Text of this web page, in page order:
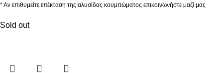
* Αν επιθυμείτε επέκταση της αλυσίδας κουμπώματος επικοινωνήστε μαζί μας
Sold out